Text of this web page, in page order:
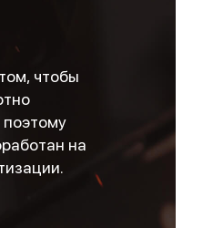
чтобы
поэтому
на